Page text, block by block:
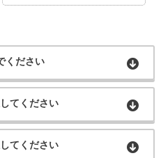
ください
てください
てください